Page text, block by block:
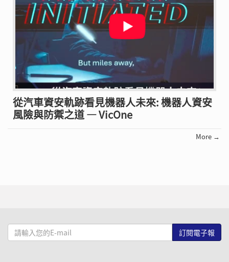
從汽車資安軌跡看見機器人未來: 機器人資安
風險與防禦之道 — VicOne
More →
請
輸